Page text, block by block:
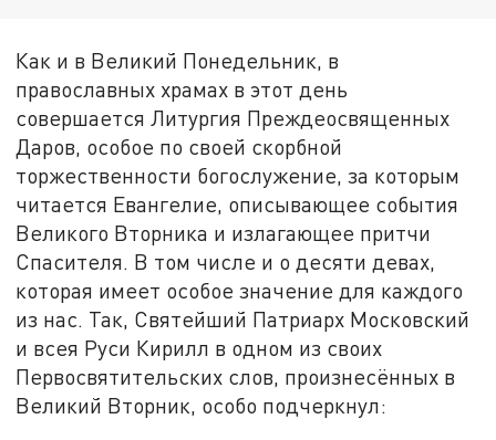
Как и в Великий Понедельник, в
православных храмах в этот день
совершается Литургия Преждеосвященных
Даров, особое по своей скорбной
торжественности богослужение, за которым
читается Евангелие, описывающее события
Великого Вторника и излагающее притчи
Спасителя. В том числе и о десяти девах,
которая имеет особое значение для каждого
из нас. Так, Святейший Патриарх Московский
и всея Руси Кирилл в одном из своих
Первосвятительских слов, произнесённых в
Великий Вторник, особо подчеркнул: